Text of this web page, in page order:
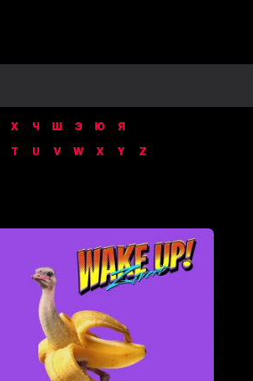
Х Ч Ш Э Ю
Я
T U V W X Y Z